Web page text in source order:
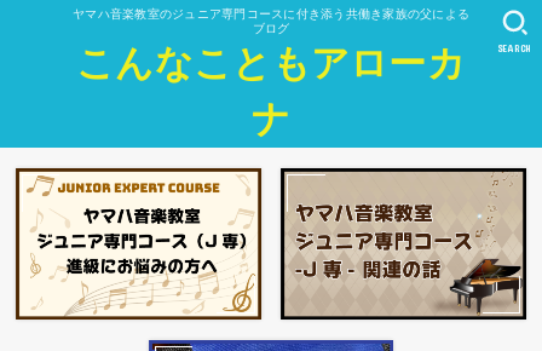
ヤマハ音楽教室のジュニア専門コースに付き添う共働き家族の父による
ブログ
こんなこともアローカ
ナ
SEARCH